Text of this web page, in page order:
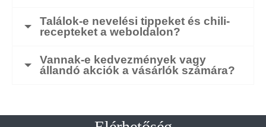
Találok-e nevelési tippeket és chili-
recepteket a weboldalon?
Vannak-e kedvezmények vagy
állandó akciók a vásárlók számára?